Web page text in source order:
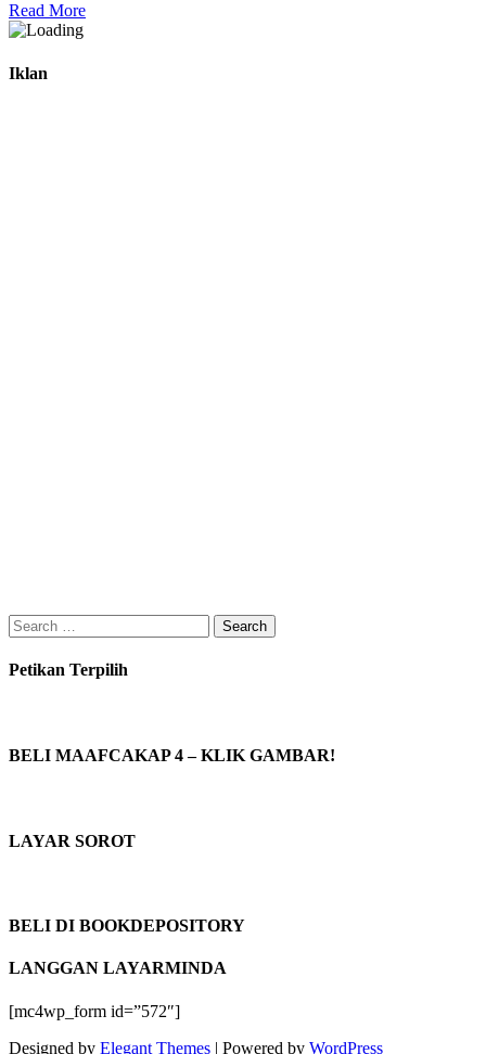
Read More
Iklan
Search
for:
Petikan Terpilih
BELI MAAFCAKAP 4 – KLIK GAMBAR!
LAYAR SOROT
BELI DI BOOKDEPOSITORY
LANGGAN LAYARMINDA
[mc4wp_form id=”572″]
Designed by Elegant Themes | Powered by WordPress